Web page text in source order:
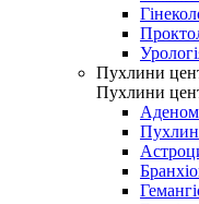
Пухлини
Пухлини